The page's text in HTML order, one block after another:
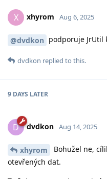
X xhyrom Aug 6, 2025
@dvdkon podporuje JrUtil
dvdkon replied to this.
9 DAYS LATER
D dvdkon Aug 14, 2025
xhyrom
Bohužel ne,
otevřených dat.